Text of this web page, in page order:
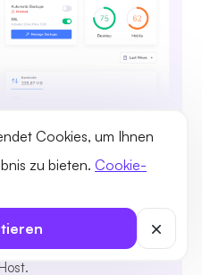
Cookies, um Ihnen
zu bieten. Cookie-
Kontrolle
einfach an,
löschen Sie sie und
einzigen Klick zu